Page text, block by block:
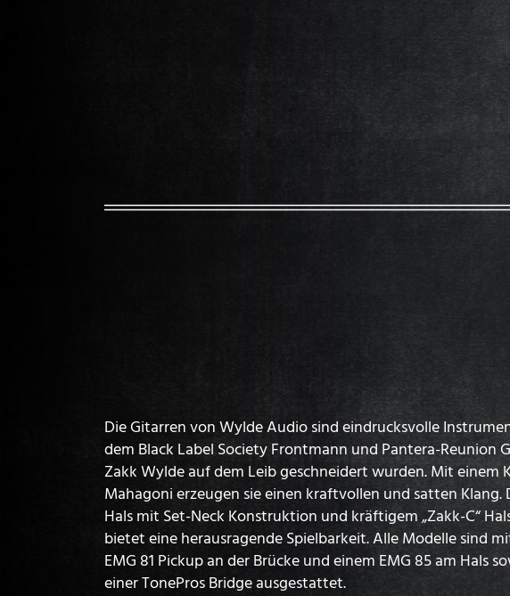
Die Gitarren von Wylde Audio sind eindrucksvolle
dem Black Label Society Frontmann und Pantera-Reunion
Zakk Wylde auf dem Leib geschneidert wurden. Mit einem
Mahagoni erzeugen sie einen kraftvollen und satten Klang.
Hals mit Set-Neck Konstruktion und kräftigem „Zakk-C“
bietet eine herausragende Spielbarkeit. Alle Modelle sind
EMG 81 Pickup an der Brücke und einem EMG 85 am Hals
einer TonePros Bridge ausgestattet.